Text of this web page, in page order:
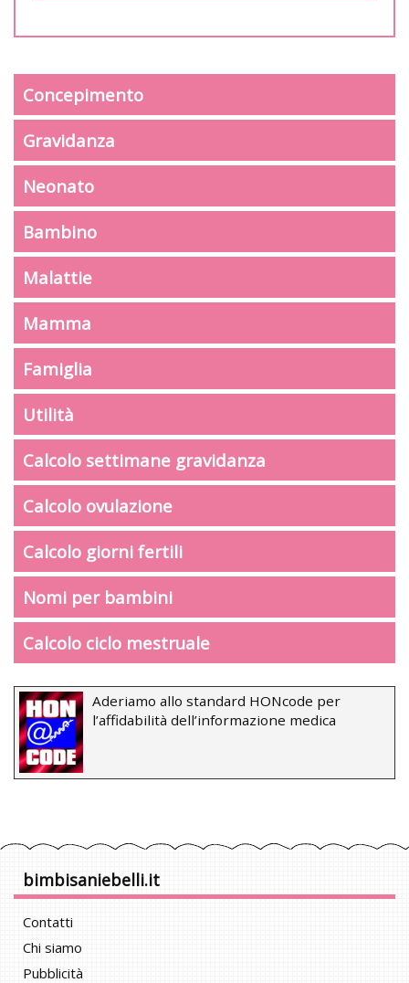
Concepimento
Gravidanza
Neonato
Bambino
Malattie
Mamma
Famiglia
Utilità
Calcolo settimane gravidanza
Calcolo ovulazione
Calcolo giorni fertili
Nomi per bambini
Calcolo ciclo mestruale
Aderiamo allo standard HONcode per
l’affidabilità dell’informazione medica
bimbisaniebelli.it
Contatti
Chi siamo
Pubblicità